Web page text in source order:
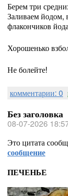
Берем три
Заливаем йодом,
флакончиков
Хорошенько
Не болейте!
комментарии: 0
Без заголовка
08-07-2026
Это цитата
сообщение
ПЕЧЕНЬЕ